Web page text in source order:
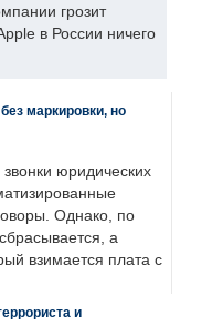
грозит
в России ничего
маркировки, но
юридических
Однако, по
а
взимается плата с
и